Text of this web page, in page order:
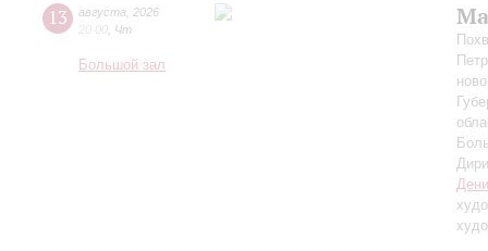
13 августа
2026
20:00 Чт
Большой зал